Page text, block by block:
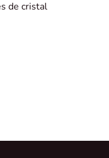
de cristal